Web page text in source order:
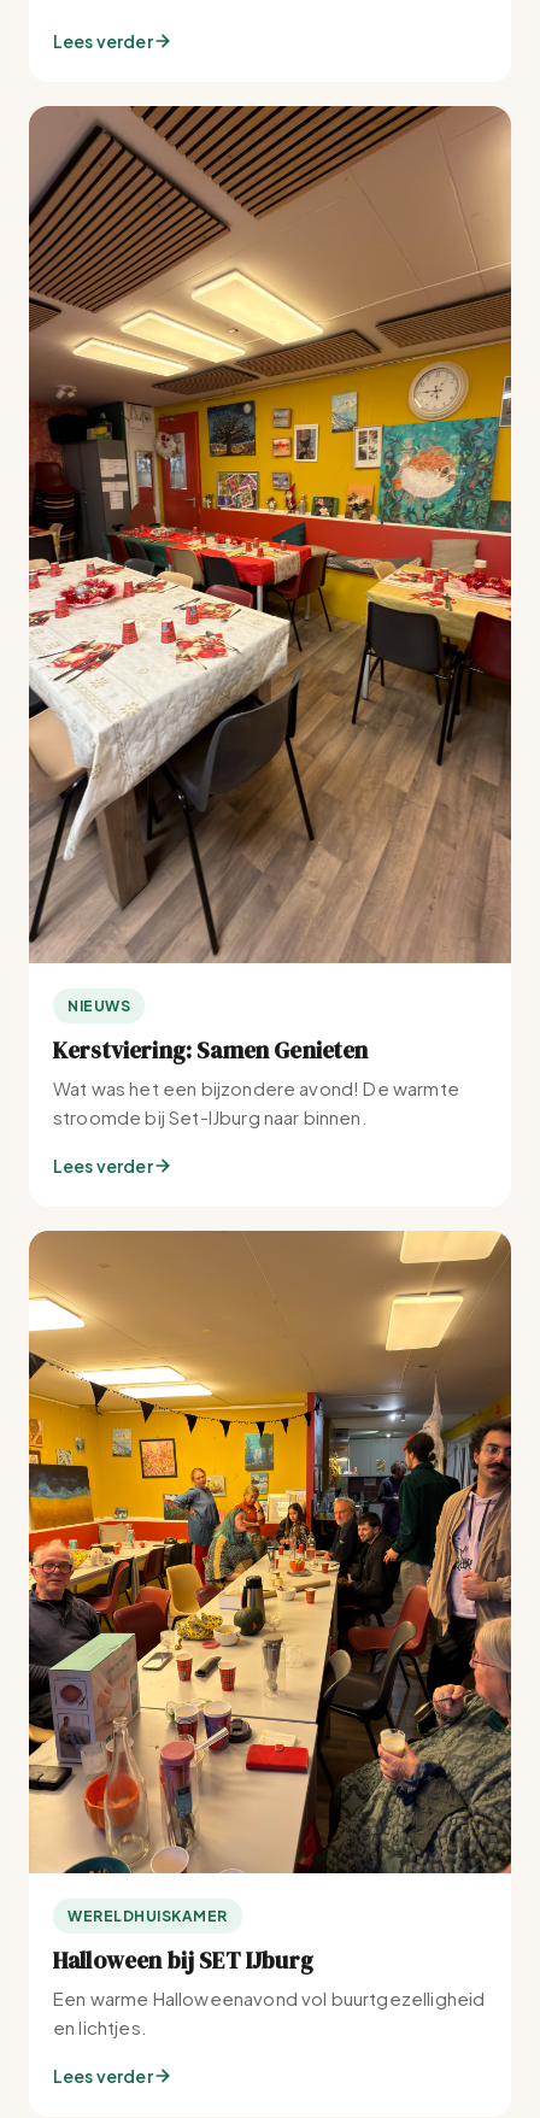
Lees verder
NIEUWS
Kerstviering: Samen Genieten
Wat was het een bijzondere avond! De warmte
stroomde bij Set-IJburg naar binnen.
Lees verder
WERELDHUISKAMER
Halloween bij SET IJburg
Een warme Halloweenavond vol buurtgezelligheid
en lichtjes.
Lees verder